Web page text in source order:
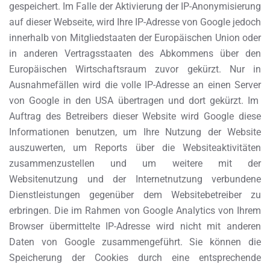
gespeichert. Im Falle der Aktivierung der IP-Anonymisierung
auf dieser Webseite, wird Ihre IP-Adresse von Google jedoch
innerhalb von Mitgliedstaaten der Europäischen Union oder
in anderen Vertragsstaaten des Abkommens über den
Europäischen Wirtschaftsraum zuvor gekürzt. Nur in
Ausnahmefällen wird die volle IP-Adresse an einen Server
von Google in den USA übertragen und dort gekürzt. Im
Auftrag des Betreibers dieser Website wird Google diese
Informationen benutzen, um Ihre Nutzung der Website
auszuwerten, um Reports über die Websiteaktivitäten
zusammenzustellen und um weitere mit der
Websitenutzung und der Internetnutzung verbundene
Dienstleistungen gegenüber dem Websitebetreiber zu
erbringen. Die im Rahmen von Google Analytics von Ihrem
Browser übermittelte IP-Adresse wird nicht mit anderen
Daten von Google zusammengeführt. Sie können die
Speicherung der Cookies durch eine entsprechende